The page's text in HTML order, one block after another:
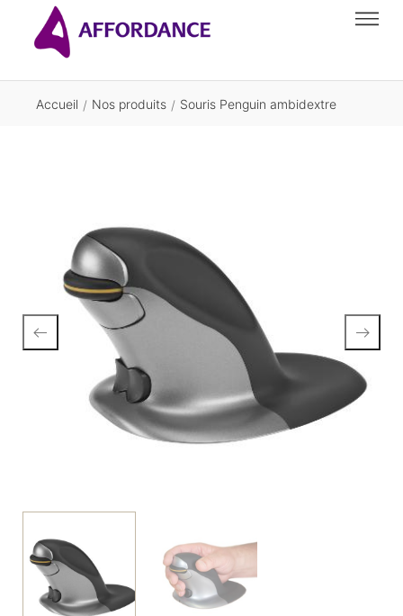
Accueil / Nos produits / Souris Penguin ambidextre